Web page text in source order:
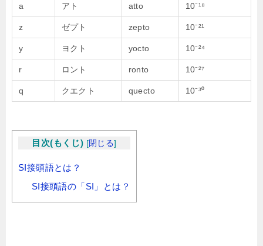
a アト atto 10⁻¹⁸
z ゼプト zepto 10⁻²¹
y ヨクト yocto 10⁻²⁴
r ロント ronto 10⁻²⁷
q クエクト quecto 10⁻³⁰
目次(もくじ) [閉じる]
SI接頭語とは？
SI接頭語の「SI」とは？